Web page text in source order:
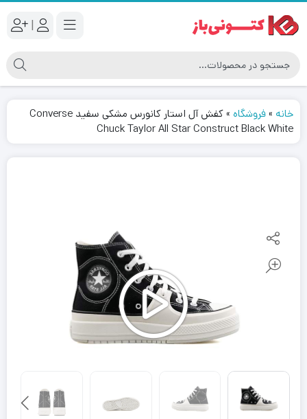
|
خانه »فروشگاه »
کفش آل استار کانورس مشکی سفید Converse
Chuck Taylor All Star Construct Black White